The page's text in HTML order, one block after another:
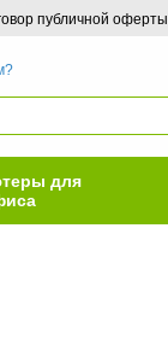
публичной оферты
для